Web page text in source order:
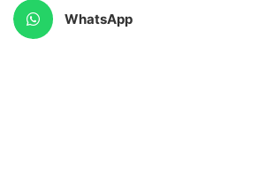
WhatsApp